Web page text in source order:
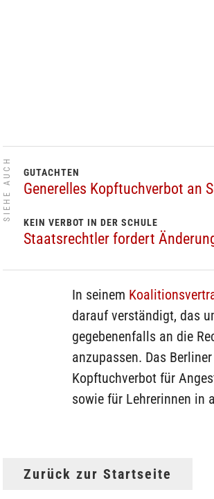
SIEHE AUCH GUTACHTEN
Generelles Kopftuchverbot an
KEIN VERBOT IN DER SCHULE
Staatsrechtler fordert
In seinem
darauf verständigt, das
gegebenenfalls an die
anzupassen. Das
Kopftuchverbot für
sowie für Lehrerinnen in
Zurück zur Startseite